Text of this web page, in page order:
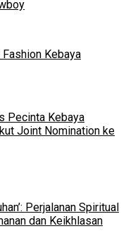
Kebaya
Pecinta Kebaya
Joint Nomination ke
Perjalanan Spiritual
dan Keikhlasan